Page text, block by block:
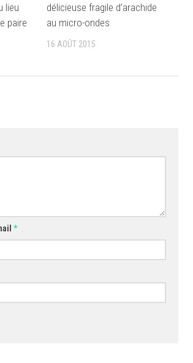
lieu
paire
délicieuse fragile d’arachide
au micro-ondes
16 AOÛT 2015
*